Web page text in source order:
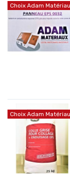
Choix Adam
Choix Adam